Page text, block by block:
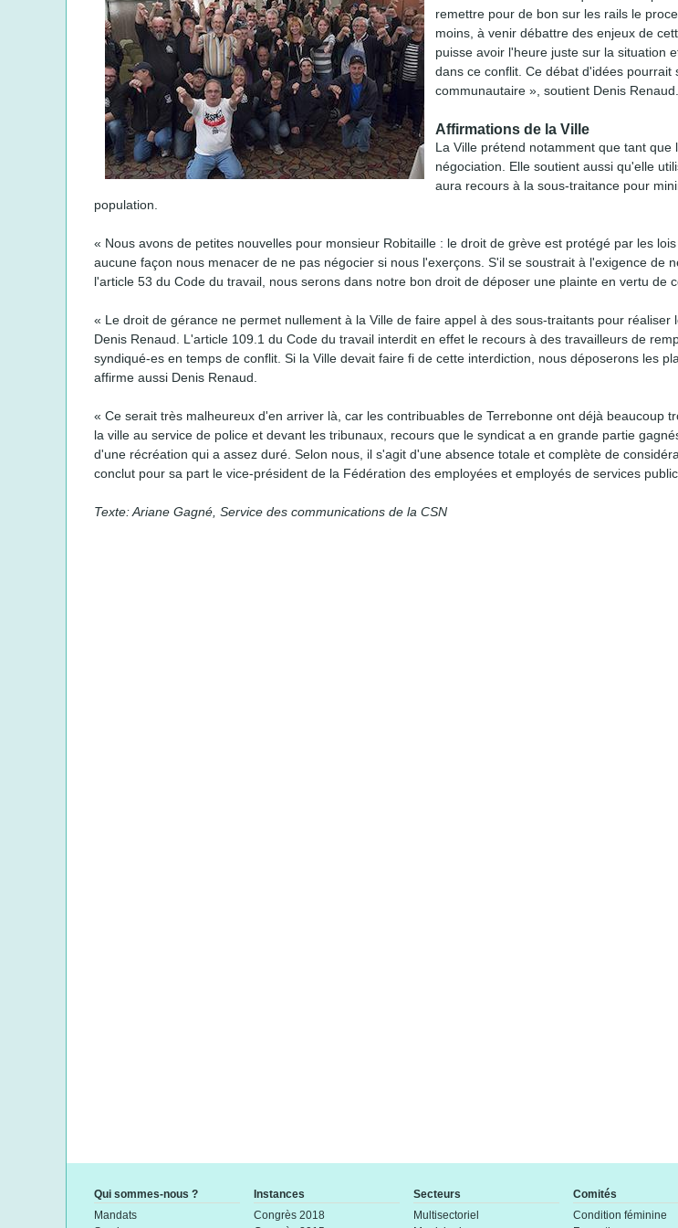
remettre pour de bon sur les rails le
moins, à venir débattre des enjeux de
puisse avoir l'heure juste sur la situation
dans ce conflit. Ce débat d'idées
communautaire », soutient Denis Renaud.
Affirmations de la Ville
La Ville prétend notamment que tant
négociation. Elle soutient aussi qu'elle
aura recours à la sous-traitance pour
population.
« Nous avons de petites nouvelles pour monsieur Robitaille : le droit de grève est protégé par les
aucune façon nous menacer de ne pas négocier si nous l'exerçons. S'il se soustrait à l'exigence de
l'article 53 du Code du travail, nous serons dans notre bon droit de déposer une plainte en vertu de
« Le droit de gérance ne permet nullement à la Ville de faire appel à des sous-traitants pour réaliser
Denis Renaud. L'article 109.1 du Code du travail interdit en effet le recours à des travailleurs de
syndiqué-es en temps de conflit. Si la Ville devait faire fi de cette interdiction, nous déposerons les
affirme aussi Denis Renaud.
« Ce serait très malheureux d'en arriver là, car les contribuables de Terrebonne ont déjà beaucoup
la ville au service de police et devant les tribunaux, recours que le syndicat a en grande partie
d'une récréation qui a assez duré. Selon nous, il s'agit d'une absence totale et complète de
conclut pour sa part le vice-président de la Fédération des employées et employés de services
Texte: Ariane Gagné, Service des communications de la CSN
Qui sommes-nous ?
Mandats
Instances
Congrès 2018
Secteurs
Multisectoriel
Comités
Condition féminine